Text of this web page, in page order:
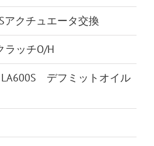
クチュエータ交換
ッチO/H
デフミットオイル